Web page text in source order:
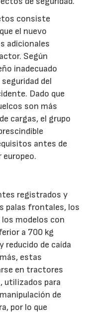
consiste
el nuevo
adicionales
Según
inadecuado
del
Dado que
son más
cargas, el grupo
antes de
europeo.
registrados y
palas frontales, los
modelos con
a 700 kg
reducido de caída
estas
en tractores
utilizados para
de
por lo que